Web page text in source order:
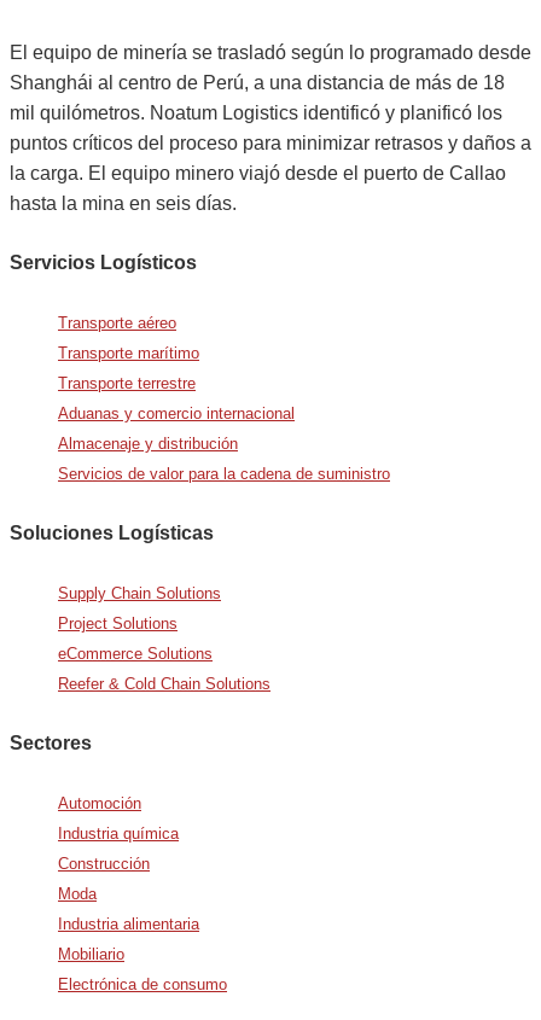
El equipo de minería se trasladó según lo programado desde
Shanghái al centro de Perú, a una distancia de más de 18
mil quilómetros. Noatum Logistics identificó y planificó los
puntos críticos del proceso para minimizar retrasos y daños a
la carga. El equipo minero viajó desde el puerto de Callao
hasta la mina en seis días.
Servicios Logísticos
Transporte aéreo
Transporte marítimo
Transporte terrestre
Aduanas y comercio internacional
Almacenaje y distribución
Servicios de valor para la cadena de suministro
Soluciones Logísticas
Supply Chain Solutions
Project Solutions
eCommerce Solutions
Reefer & Cold Chain Solutions
Sectores
Automoción
Industria química
Construcción
Moda
Industria alimentaria
Mobiliario
Electrónica de consumo